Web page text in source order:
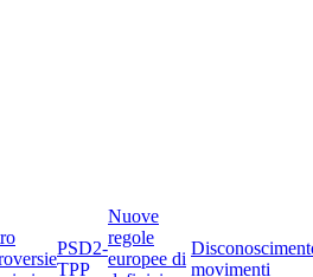
PSD2-
TPP
Nuove
regole
europee di
movimenti